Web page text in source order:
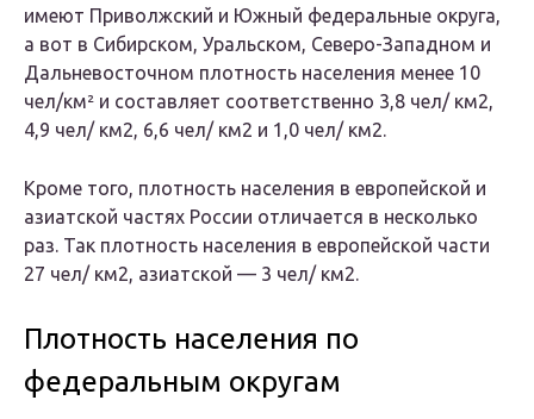
имеют Приволжский и Южный федеральные округа,
а вот в Сибирском, Уральском, Северо-Западном и
Дальневосточном плотность населения менее 10
чел/км² и составляет соответственно 3,8 чел/ км2,
4,9 чел/ км2, 6,6 чел/ км2 и 1,0 чел/ км2.
Кроме того, плотность населения в европейской и
азиатской частях России отличается в несколько
раз. Так плотность населения в европейской части
27 чел/ км2, азиатской — 3 чел/ км2.
Плотность населения по
федеральным округам